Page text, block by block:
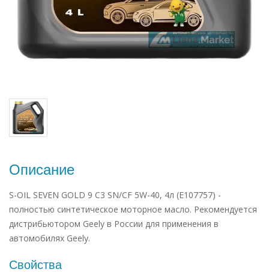
Описание
S-OIL SEVEN GOLD 9 C3 SN/CF 5W-40, 4л (E107757) -
полностью синтетическое моторное масло. Рекомендуется
дистрибьютором Geely в России для применения в
автомобилях Geely.
Свойства